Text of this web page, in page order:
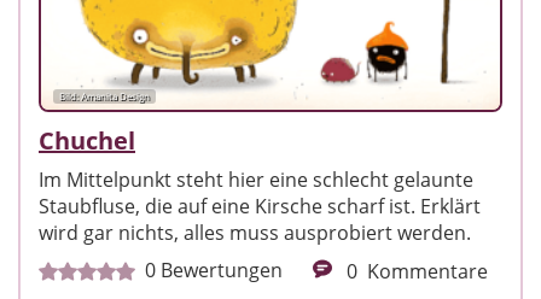
Bild: Amanita Design
Chuchel
Im Mittelpunkt steht hier eine schlecht gelaunte
Staubfluse, die auf eine Kirsche scharf ist. Erklärt
wird gar nichts, alles muss ausprobiert werden.
0 Bewertungen 0 Kommentare